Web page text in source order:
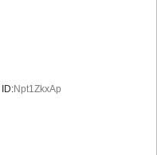
ID:Npt1ZkxAp